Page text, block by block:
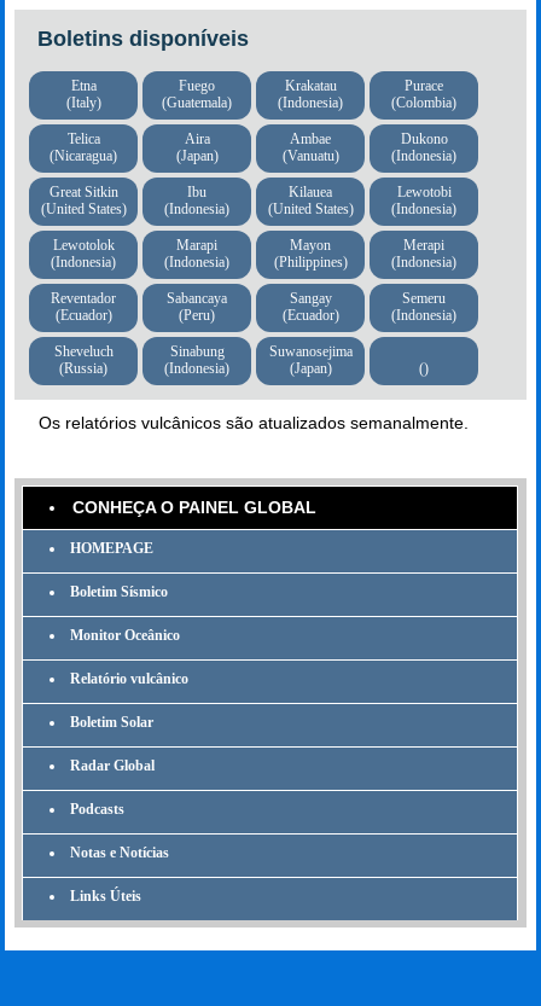
Boletins disponíveis
Etna
(Italy)
Fuego
(Guatemala)
Krakatau
(Indonesia)
Purace
(Colombia)
Telica
(Nicaragua)
Aira
(Japan)
Ambae
(Vanuatu)
Dukono
(Indonesia)
Great Sitkin
(United States)
Ibu
(Indonesia)
Kilauea
(United States)
Lewotobi
(Indonesia)
Lewotolok
(Indonesia)
Marapi
(Indonesia)
Mayon
(Philippines)
Merapi
(Indonesia)
Reventador
(Ecuador)
Sabancaya
(Peru)
Sangay
(Ecuador)
Semeru
(Indonesia)
Sheveluch
(Russia)
Sinabung
(Indonesia)
Suwanosejima
(Japan)
()
Os relatórios vulcânicos são atualizados semanalmente.
CONHEÇA O PAINEL GLOBAL
HOMEPAGE
Boletim Sísmico
Monitor Oceânico
Relatório vulcânico
Boletim Solar
Radar Global
Podcasts
Notas e Notícias
Links Úteis